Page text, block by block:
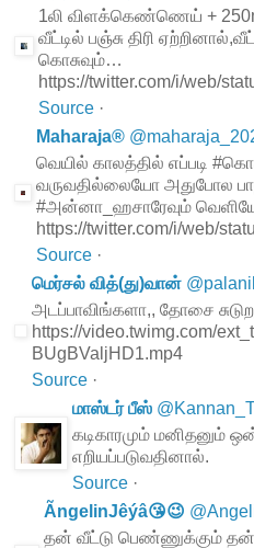
1லி விளக்கெண்ணெய் +
வீட்டில் பஞ்சு திரி
கொசுவும்…
https://twitter.com/i/web/
Source ·
Maharaja® @
வெயில் காலத்தில் எப்படி
வருவதில்லையோ அதுபோல
#அன்னா_ஹசாரேவும்
https://twitter.com/i/web/
Source ·
மெர்சல் வித்(து)வான் @
அடப்பாவிங்களா,, தோசை
https://video.twimg.com/
BUgBValjHD1.mp4
Source ·
மாஸ்டர் பீஸ் @
கடிகாரமும் மனிதனும்
எறியப்படுவதினால்.
Source ·
ÃngelinJêýâ😘😉 @
தன் வீட்டு பெண்ணுக்கும் தன்